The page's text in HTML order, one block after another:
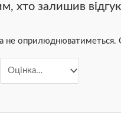
хто залишив
не оприлюднюватиметься.